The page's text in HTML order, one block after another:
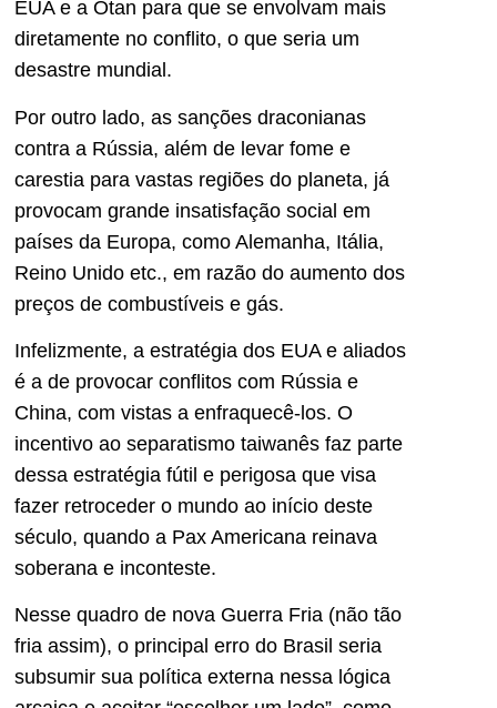
EUA e a Otan para que se envolvam mais
diretamente no conflito, o que seria um
desastre mundial.
Por outro lado, as sanções draconianas
contra a Rússia, além de levar fome e
carestia para vastas regiões do planeta, já
provocam grande insatisfação social em
países da Europa, como Alemanha, Itália,
Reino Unido etc., em razão do aumento dos
preços de combustíveis e gás.
Infelizmente, a estratégia dos EUA e aliados
é a de provocar conflitos com Rússia e
China, com vistas a enfraquecê-los. O
incentivo ao separatismo taiwanês faz parte
dessa estratégia fútil e perigosa que visa
fazer retroceder o mundo ao início deste
século, quando a Pax Americana reinava
soberana e inconteste.
Nesse quadro de nova Guerra Fria (não tão
fria assim), o principal erro do Brasil seria
subsumir sua política externa nessa lógica